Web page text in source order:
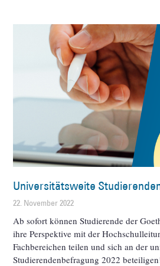
Universitätsweite
22. November 2022
Ab sofort können Studierende der
ihre Perspektive mit der
Fachbereichen teilen und sich an der
Studierendenbefragung 2022